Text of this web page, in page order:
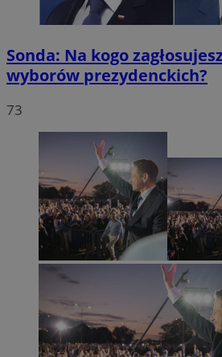
Sonda: Na kogo
wyborów prezydenckich?
73